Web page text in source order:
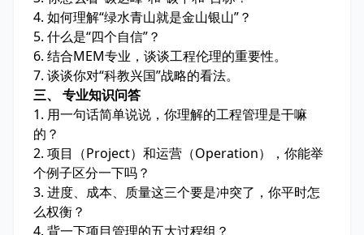
4. 如何理解“绿水青山就是金山银山”？
5. 什么是“四个自信”？
6. 结合MEM专业，谈谈工程伦理的重要性。
7. 谈谈你对“科教兴国”战略的看法。
三、 专业知识问答
1. 用一句话简单说说，你理解的工程管理是干嘛
的？
2. 项目（Project）和运营（Operation），你能举
个例子区分一下吗？
3. 进度、成本、质量这三个要是冲突了，你平时怎
么权衡？
4. 背一下项目管理的五大过程组？